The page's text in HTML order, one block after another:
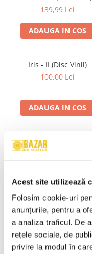
Acest site utilizează
Folosim cookie-uri
anunțurile, pentru a
a analiza traficul. De
rețele sociale, de
privire la modul în
139,99 Lei
ADAUGA IN COS
Iris - II (Disc Vinil)
100,00 Lei
ADAUGA IN COS
Unknown Artist -
(Casetă Audio)
ADAUGA IN COS
R.E.M. - Monster ,
29,99 Lei